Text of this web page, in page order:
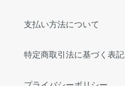
支払い方法について
特定商取引法に基づく表記